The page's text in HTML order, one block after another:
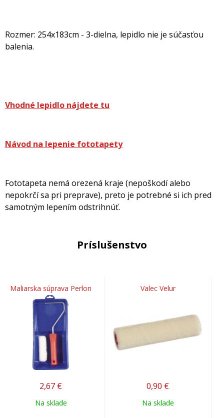
Rozmer: 254x183cm - 3-dielna, lepidlo nie je súčasťou
balenia.
Vhodné lepidlo nájdete tu
Návod na lepenie fototapety
Fototapeta nemá orezená kraje (nepoškodí alebo
nepokrčí sa pri preprave), preto je potrebné si ich pred
samotným lepením odstrihnúť.
Príslušenstvo
Maliarska súprava Perlon
2,67 €
Na sklade
Valec Velur
0,90 €
Na sklade